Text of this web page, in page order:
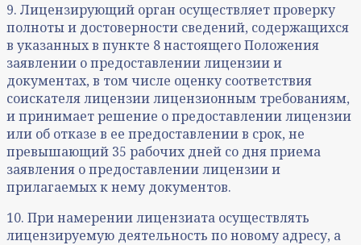
9. Лицензирующий орган осуществляет проверку
полноты и достоверности сведений, содержащихся
в указанных в пункте 8 настоящего Положения
заявлении о предоставлении лицензии и
документах, в том числе оценку соответствия
соискателя лицензии лицензионным требованиям,
и принимает решение о предоставлении лицензии
или об отказе в ее предоставлении в срок, не
превышающий 35 рабочих дней со дня приема
заявления о предоставлении лицензии и
прилагаемых к нему документов.
10. При намерении лицензиата осуществлять
лицензируемую деятельность по новому адресу, а